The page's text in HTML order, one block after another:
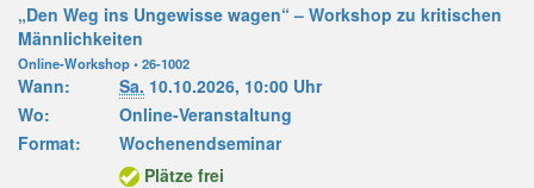
„Den Weg ins Ungewisse wagen“ – Workshop zu kritischen
Männlichkeiten
Online-Workshop • 26-1002
Wann: Sa. 10.10.2026, 10:00 Uhr
Wo:
Online-Veranstaltung
Format:
Wochenendseminar
Plätze frei